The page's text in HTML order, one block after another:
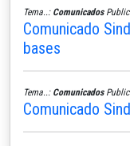
Tema..: Comunicados
Comunicado
bases
Tema..: Comunicados
Comunicado